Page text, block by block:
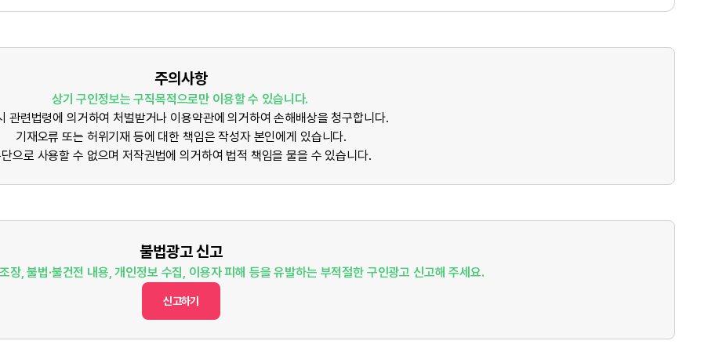
주의사항
상기 구인정보는 구직목적으로만 이용할 수 있습니다.
관련법령에 의거하여 처벌받거나 이용약관에 의거하여 손해배상을 청구합니다.
기재오류 또는 허위기재 등에 대한 책임은 작성자 본인에게 있습니다.
으로 사용할 수 없으며 저작권법에 의거하여 법적 책임을 물을 수 있습니다.
불법광고 신고
장, 불법·불건전 내용, 개인정보 수집, 이용자 피해 등을 유발하는 부적절한 구인광고 신고해 주세요.
신고하기